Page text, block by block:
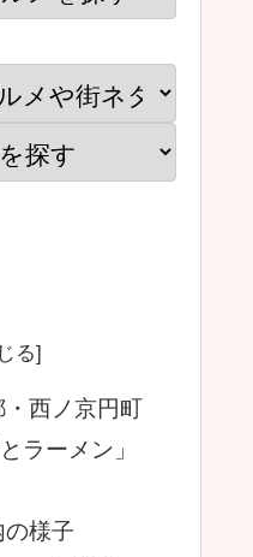
西ノ京円町
ラーメン」
様子